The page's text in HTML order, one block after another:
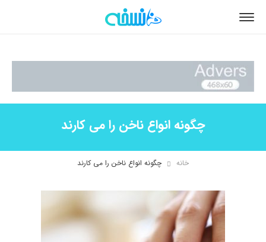
چگونه انواع ناخن را می کارند
خانه چگونه انواع ناخن را می کارند